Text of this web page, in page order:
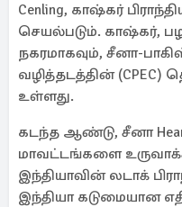
Cenling, காஷ்கர்
செயல்படும். காஷ்கர்,
நகரமாகவும், சீனா-
வழித்தடத்தின் (CPEC)
உள்ளது.
கடந்த ஆண்டு, சீனா Hean
மாவட்டங்களை
இந்தியாவின் லடாக்
இந்தியா கடுமையான